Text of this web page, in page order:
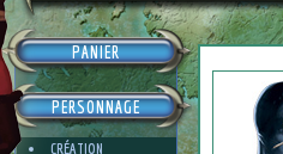
PANIER
PERSONNAGE
CRÉATION